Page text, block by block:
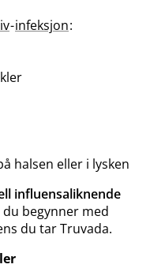
-infeksjon:
halsen eller i lysken
influensaliknende
begynner med
du tar Truvada.